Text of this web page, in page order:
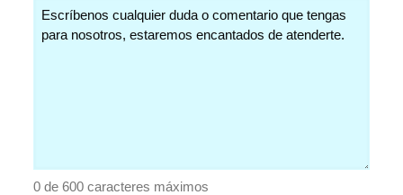
(Obligatorio)
0 de 600 caracteres máximos